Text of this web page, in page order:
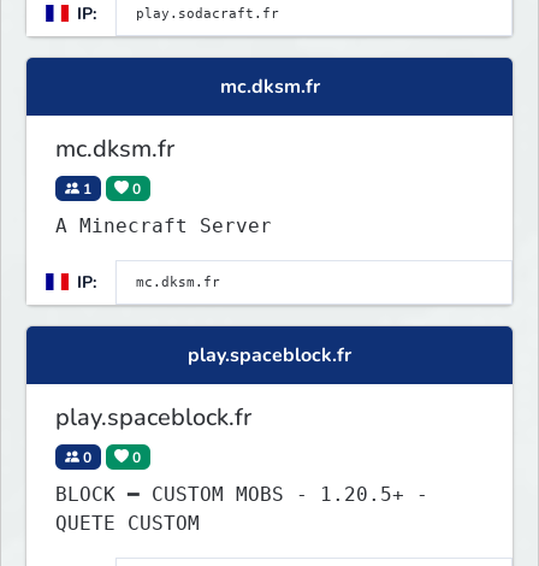
IP:
mc.dksm.fr
mc.dksm.fr
1 0
A Minecraft Server
IP:
play.spaceblock.fr
play.spaceblock.fr
0 0
BLOCK ━ CUSTOM MOBS - 1.20.5+ -
QUETE CUSTOM